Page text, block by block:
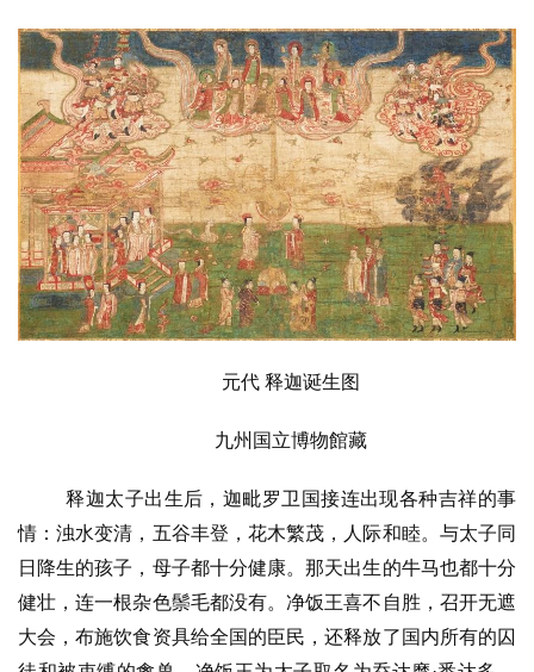
元代 释迦诞生图
九州国立博物館藏
释迦太子出生后，迦毗罗卫国接连出现各种吉祥的事
情：浊水变清，五谷丰登，花木繁茂，人际和睦。与太子同
日降生的孩子，母子都十分健康。那天出生的牛马也都十分
健壮，连一根杂色鬃毛都没有。净饭王喜不自胜，召开无遮
大会，布施饮食资具给全国的臣民，还释放了国内所有的囚